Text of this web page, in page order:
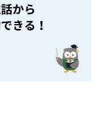
タイミングを
解説！
美容液の解約
！電話が繋が
サプリ